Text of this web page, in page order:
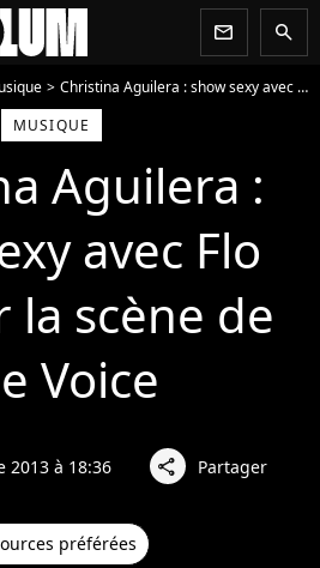
newsletter search
Christina Aguilera : show sexy avec Flo Rida sur la scène de The Voice
MUSIQUE
Aguilera :
avec Flo
la scène de
Voice
2013 à 18:36 share Partager
préférées